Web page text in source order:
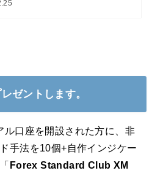
ゼントします。
ル口座を開設された方に、非
手法を10個+自作インジケー
Forex Standard Club XM